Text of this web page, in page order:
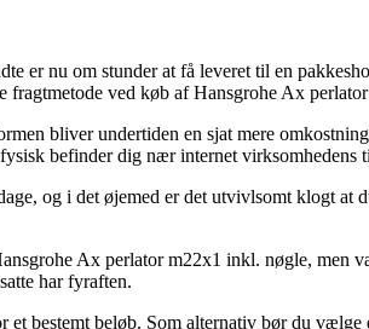
er nu om stunder at få leveret til en
ved køb af Hansgrohe Ax
bliver undertiden en sjat mere
befinder dig nær internet virksomhedens
og i det øjemed er det utvivlsomt klogt at
Ax perlator m22x1 inkl. nøgle, men
har fyraften.
bestemt beløb. Som alternativ bør du